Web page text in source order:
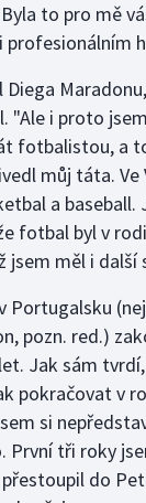
to pro mě
profesionálním
Diega
"Ale i proto
fotbalistou, a
můj táta. Ve
a baseball.
fotbal byl v
jsem měl i další
Portugalsku
pozn. red.)
Jak sám
pokračovat v
si
První tři roky
do